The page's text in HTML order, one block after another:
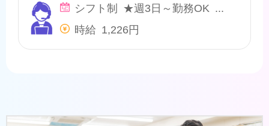
時給 1,226円